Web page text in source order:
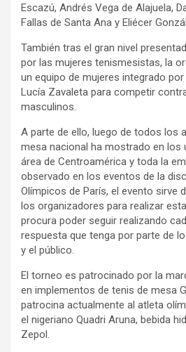
Escazú, Andrés Vega de Alajuela,
Fallas de Santa Ana y Eliécer
También tras el gran nivel
por las mujeres tenismesistas, la
un equipo de mujeres integrado
Lucía Zavaleta para competir
masculinos.
A parte de ello, luego de todos los
mesa nacional ha mostrado en los
área de Centroamérica y toda la
observado en los eventos de la
Olímpicos de París, el evento sirve
los organizadores para realizar
procura poder seguir realizando
respuesta que tenga por parte de
y el público.
El torneo es patrocinado por la
en implementos de tenis de mesa
patrocina actualmente al atleta
el nigeriano Quadri Aruna, bebida
Zepol.